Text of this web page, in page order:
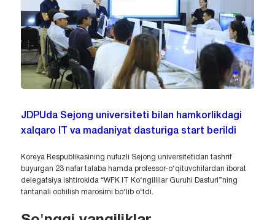
JDPUda Sejong universiteti bilan hamkorlikdagi
xalqaro IT va madaniyat dasturiga start berildi
Koreya Respublikasining nufuzli Sejong universitetidan tashrif
buyurgan 23 nafar talaba hamda professor-o‘qituvchilardan iborat
delegatsiya ishtirokida “WFK IT Ko‘ngillilar Guruhi Dasturi”ning
tantanali ochilish marosimi bo‘lib o‘tdi.